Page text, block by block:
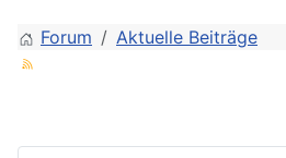
Forum Aktuelle Beiträge